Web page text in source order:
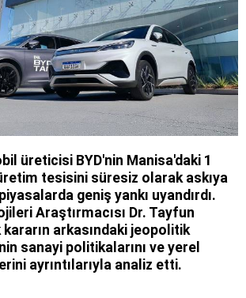
üreticisi BYD'nin Manisa'daki 1
tesisini süresiz olarak askıya
geniş yankı uyandırdı.
Araştırmacısı Dr. Tayfun
arkasındaki jeopolitik
sanayi politikalarını ve yerel
ayrıntılarıyla analiz etti.